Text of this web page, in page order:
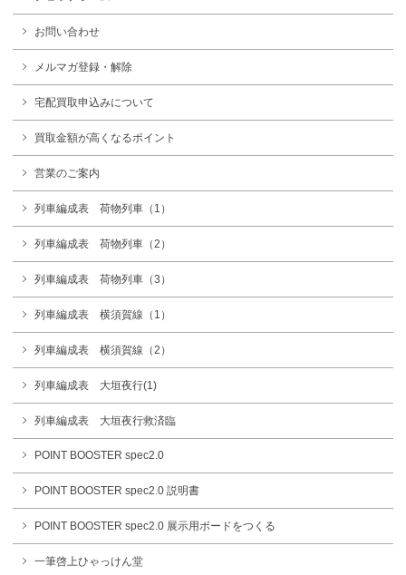
お問い合わせ
メルマガ登録・解除
宅配買取申込みについて
買取金額が高くなるポイント
営業のご案内
列車編成表 荷物列車（1）
列車編成表 荷物列車（2）
列車編成表 荷物列車（3）
列車編成表 横須賀線（1）
列車編成表 横須賀線（2）
列車編成表 大垣夜行(1)
列車編成表 大垣夜行救済臨
POINT BOOSTER spec2.0
POINT BOOSTER spec2.0 説明書
POINT BOOSTER spec2.0 展示用ボードをつくる
一筆啓上ひゃっけん堂